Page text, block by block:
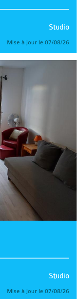
Studio
Mise à jour le 07/08/26
Studio
Mise à jour le 07/08/26